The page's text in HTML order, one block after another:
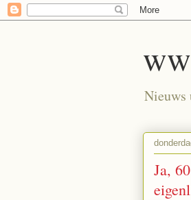
Nieuws
Ja,